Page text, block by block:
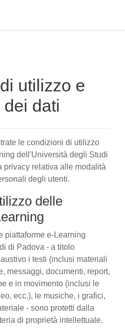
utilizzo e
dati
le condizioni di utilizzo
dell'Università degli Studi
privacy relativa alle modalità
degli utenti.
delle
piattaforme e-Learning
di Padova - a titolo
i testi (inclusi materiali
messaggi, documenti, report,
e in movimento (inclusi le
ecc.), le musiche, i grafici,
- sono protetti dalla
di proprietà intellettuale.